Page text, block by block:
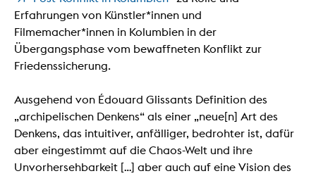
Erfahrungen von Künstler*innen und
Filmemacher*innen in Kolumbien in der
Übergangsphase vom bewaffneten Konflikt zur
Friedenssicherung.
Ausgehend von Édouard Glissants Definition des
„archipelischen Denkens“ als einer „neue[n] Art des
Denkens, das intuitiver, anfälliger, bedrohter ist, dafür
aber eingestimmt auf die Chaos-Welt und ihre
Unvorhersehbarkeit […] aber auch auf eine Vision des